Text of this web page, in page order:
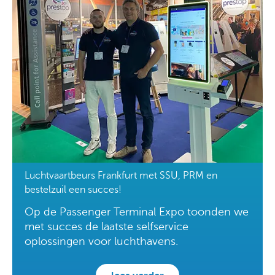
Luchtvaartbeurs Frankfurt met SSU, PRM en
bestelzuil een succes!
Op de Passenger Terminal Expo toonden we
met succes de laatste selfservice
oplossingen voor luchthavens.